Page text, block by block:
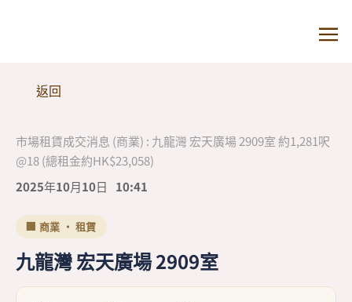
返回
市場租賃成交消息 (商業) : 九龍灣 宏天廣場 2909室 約1,281呎
@18 (總租金約HK$23,058)
2025年10月10日
10:41
🏢 商業 · 租賃
九龍灣 宏天廣場 2909室